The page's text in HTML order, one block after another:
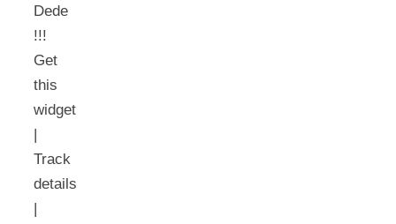
Dede
!!!
Get
this
widget
|
Track
details
|